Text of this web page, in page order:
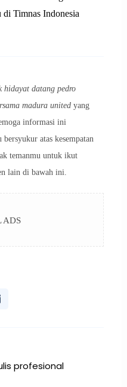
Timnas Indonesia
hidayat datang pedro
madura unitedyang
informasi ini
atas kesempatan
temanmu untuk ikut
lain di bawah ini.
ADS
profesional